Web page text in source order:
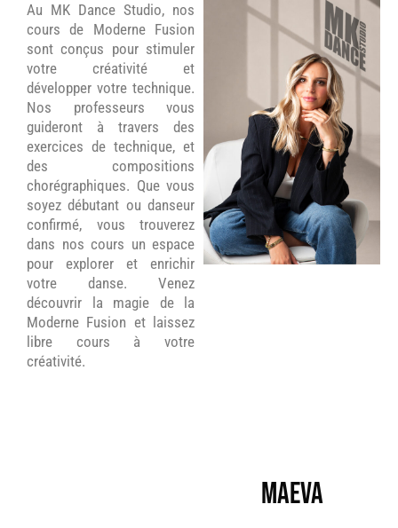
Maeva
Au MK Dance Studio, nos
cours de Moderne Fusion
sont conçus pour stimuler
votre créativité et
développer votre technique.
Nos professeurs vous
guideront à travers des
exercices de technique, et
des compositions
chorégraphiques. Que vous
soyez débutant ou danseur
confirmé, vous trouverez
dans nos cours un espace
pour explorer et enrichir
votre danse. Venez
découvrir la magie de la
Moderne Fusion et laissez
libre cours à votre
créativité.